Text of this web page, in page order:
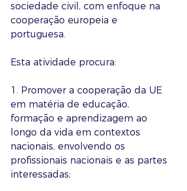
sociedade civil, com enfoque na
cooperação europeia e
portuguesa.
Esta atividade procura:
1. Promover a cooperação da UE
em matéria de educação,
formação e aprendizagem ao
longo da vida em contextos
nacionais, envolvendo os
profissionais nacionais e as partes
interessadas;